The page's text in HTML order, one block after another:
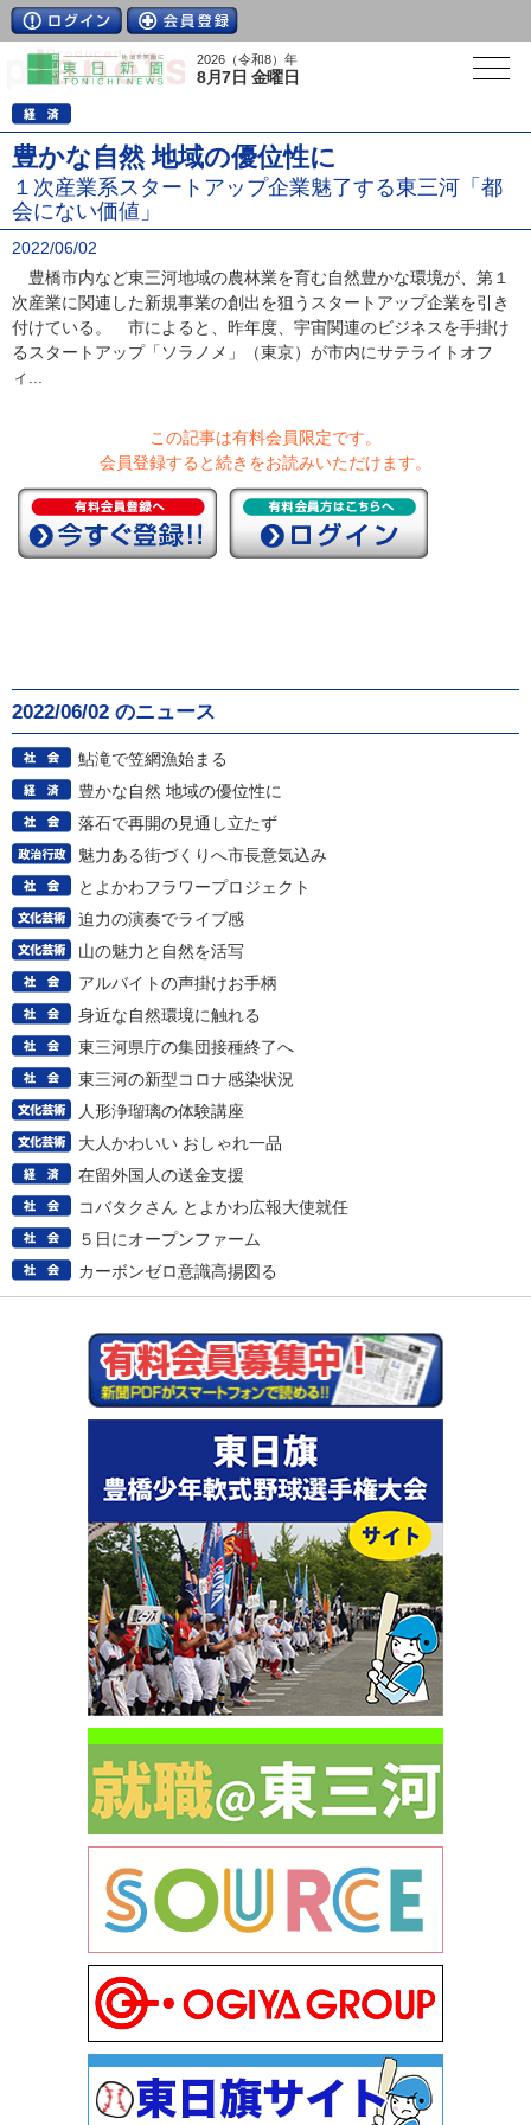
2026（令和8）年
8月7日 金曜日
豊かな自然 地域の優位性に
１次産業系スタートアップ企業魅了する東三河「都
会にない価値」
2022/06/02
豊橋市内など東三河地域の農林業を育む自然豊かな環境が、第１
次産業に関連した新規事業の創出を狙うスタートアップ企業を引き
付けている。 市によると、昨年度、宇宙関連のビジネスを手掛け
るスタートアップ「ソラノメ」（東京）が市内にサテライトオフ
ィ...
この記事は有料会員限定です。
会員登録すると続きをお読みいただけます。
2022/06/02 のニュース
鮎滝で笠網漁始まる
豊かな自然 地域の優位性に
落石で再開の見通し立たず
魅力ある街づくりへ市長意気込み
とよかわフラワープロジェクト
迫力の演奏でライブ感
山の魅力と自然を活写
アルバイトの声掛けお手柄
身近な自然環境に触れる
東三河県庁の集団接種終了へ
東三河の新型コロナ感染状況
人形浄瑠璃の体験講座
大人かわいい おしゃれ一品
在留外国人の送金支援
コバタクさん とよかわ広報大使就任
５日にオープンファーム
カーボンゼロ意識高揚図る